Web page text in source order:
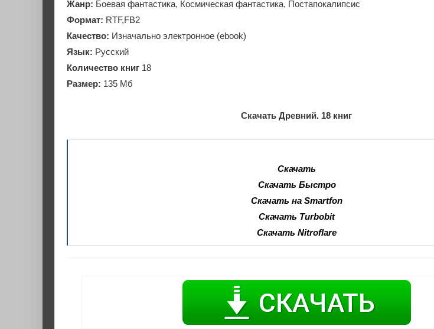
Жанр: Боевая фантастика, Космическая фантастика, Постапокалипсис
Формат: RTF,FB2
Качество: Изначально электронное (ebook)
Язык: Русский
Количество книг 18
Размер: 135 Мб
Скачать Древний. 18 книг
Скачать
Скачать Быстро
Скачать на Smartfon
Скачать Turbobit
Скачать Nitroflare